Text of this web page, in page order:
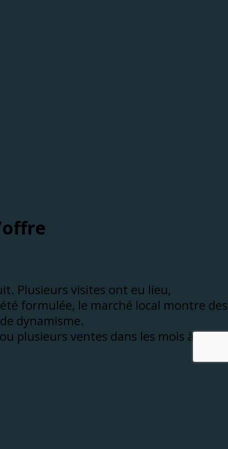
Plusieurs visites ont eu lieu,
formulée, le marché local montre des
dynamisme.
plusieurs ventes dans les mois à